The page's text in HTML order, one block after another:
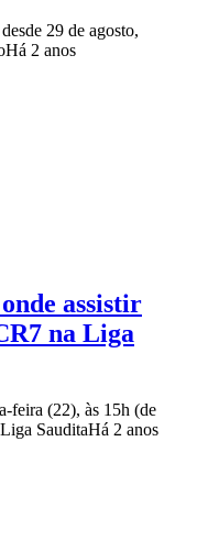
29 de agosto,
Há 2 anos
assistir
na Liga
feira (22), às 15h (de
SauditaHá 2 anos